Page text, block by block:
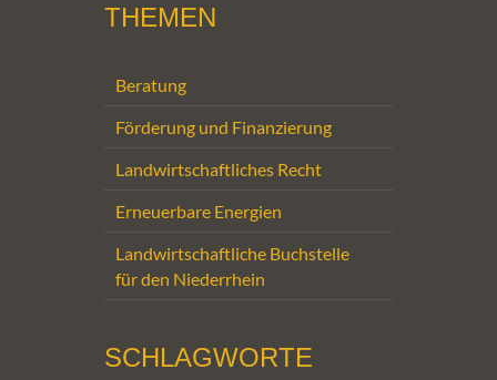
THEMEN
Beratung
Förderung und Finanzierung
Landwirtschaftliches Recht
Erneuerbare Energien
Landwirtschaftliche Buchstelle
für den Niederrhein
SCHLAGWORTE